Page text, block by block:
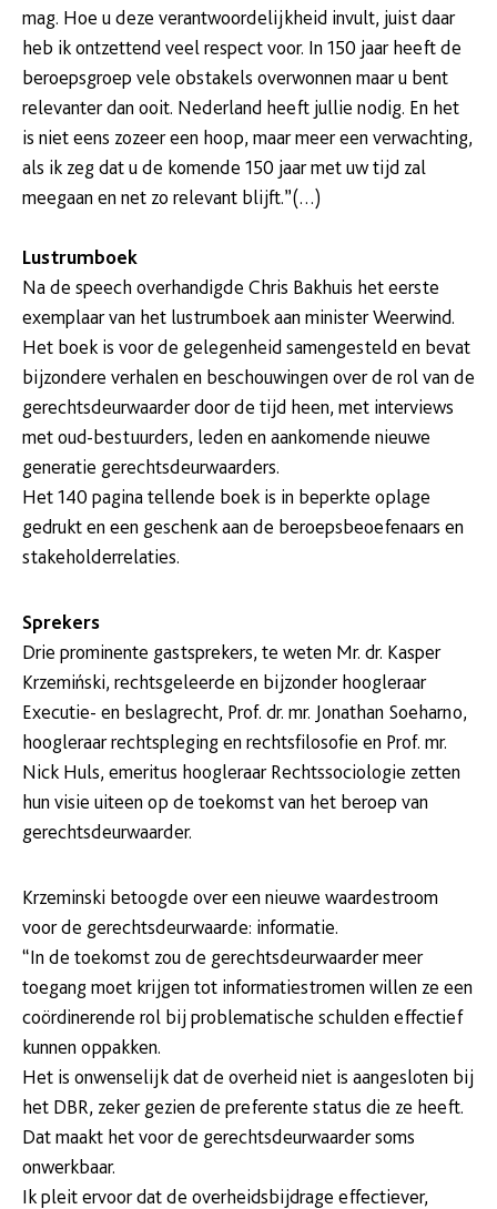
mag. Hoe u deze verantwoordelijkheid invult, juist daar
heb ik ontzettend veel respect voor. In 150 jaar heeft de
beroepsgroep vele obstakels overwonnen maar u bent
relevanter dan ooit. Nederland heeft jullie nodig. En het
is niet eens zozeer een hoop, maar meer een verwachting,
als ik zeg dat u de komende 150 jaar met uw tijd zal
meegaan en net zo relevant blijft.”(…)
Lustrumboek
Na de speech overhandigde Chris Bakhuis het eerste
exemplaar van het lustrumboek aan minister Weerwind.
Het boek is voor de gelegenheid samengesteld en bevat
bijzondere verhalen en beschouwingen over de rol van de
gerechtsdeurwaarder door de tijd heen, met interviews
met oud-bestuurders, leden en aankomende nieuwe
generatie gerechtsdeurwaarders.
Het 140 pagina tellende boek is in beperkte oplage
gedrukt en een geschenk aan de beroepsbeoefenaars en
stakeholderrelaties.
Sprekers
Drie prominente gastsprekers, te weten Mr. dr. Kasper
Krzemiński, rechtsgeleerde en bijzonder hoogleraar
Executie- en beslagrecht, Prof. dr. mr. Jonathan Soeharno,
hoogleraar rechtspleging en rechtsfilosofie en Prof. mr.
Nick Huls, emeritus hoogleraar Rechtssociologie zetten
hun visie uiteen op de toekomst van het beroep van
gerechtsdeurwaarder.
Krzeminski betoogde over een nieuwe waardestroom
voor de gerechtsdeurwaarde: informatie.
“In de toekomst zou de gerechtsdeurwaarder meer
toegang moet krijgen tot informatiestromen willen ze een
coördinerende rol bij problematische schulden effectief
kunnen oppakken.
Het is onwenselijk dat de overheid niet is aangesloten bij
het DBR, zeker gezien de preferente status die ze heeft.
Dat maakt het voor de gerechtsdeurwaarder soms
onwerkbaar.
Ik pleit ervoor dat de overheidsbijdrage effectiever,